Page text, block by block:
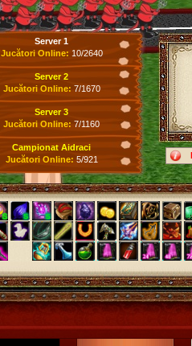
Server 1
Jucători Online: 10/2640
Server 2
Jucători Online: 7/1670
Server 3
Jucători Online: 7/1160
Campionat Aidraci
Jucători Online: 5/921